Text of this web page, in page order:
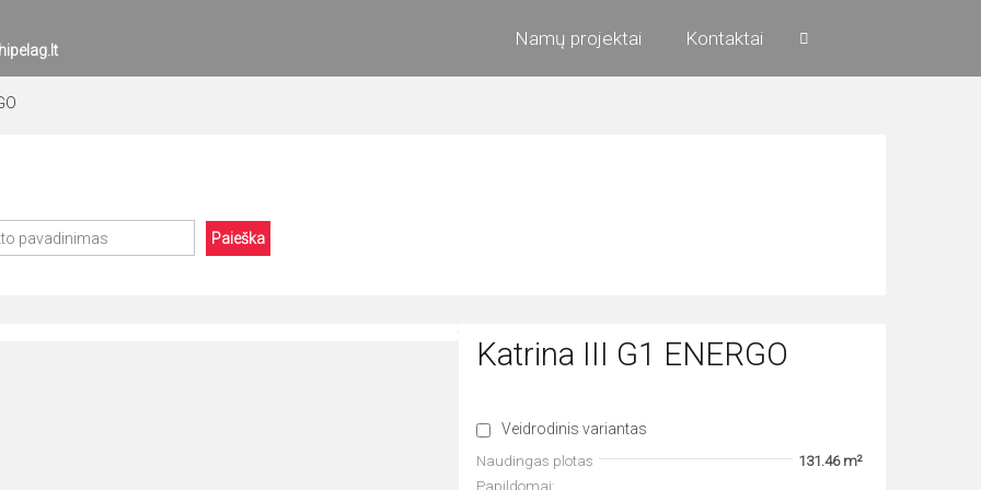
Namų projektai Kontaktai
Paieška
Katrina III G1 ENERGO
Veidrodinis variantas
Naudingas plotas
131.46 m²
Papildomai: